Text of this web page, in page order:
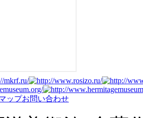
ップお問い合わせ